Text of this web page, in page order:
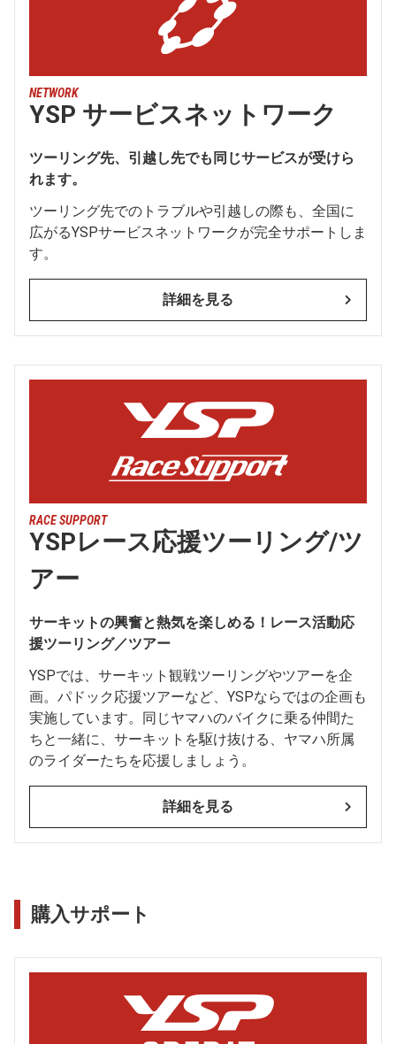
NETWORK
YSP サービスネットワーク
ツーリング先、引越し先でも同じサービスが受けら
れます。
ツーリング先でのトラブルや引越しの際も、全国に
広がるYSPサービスネットワークが完全サポートしま
す。
詳細を見る
RACE SUPPORT
YSPレース応援ツーリング/ツ
アー
サーキットの興奮と熱気を楽しめる！レース活動応
援ツーリング／ツアー
YSPでは、サーキット観戦ツーリングやツアーを企
画。パドック応援ツアーなど、YSPならではの企画も
実施しています。同じヤマハのバイクに乗る仲間た
ちと一緒に、サーキットを駆け抜ける、ヤマハ所属
のライダーたちを応援しましょう。
詳細を見る
購入サポート